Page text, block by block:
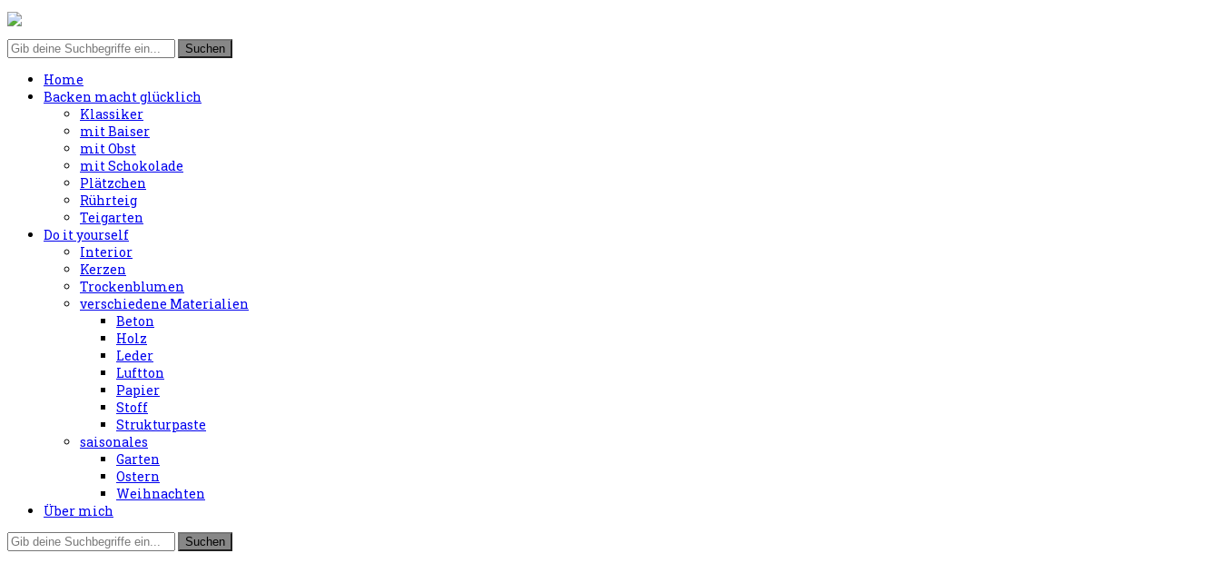
Home
Backen macht glücklich
Klassiker
mit Baiser
mit Obst
mit Schokolade
Plätzchen
Rührteig
Teigarten
Do it yourself
Interior
Kerzen
Trockenblumen
verschiedene Materialien
Beton
Holz
Leder
Luftton
Papier
Stoff
Strukturpaste
saisonales
Garten
Ostern
Weihnachten
Über mich